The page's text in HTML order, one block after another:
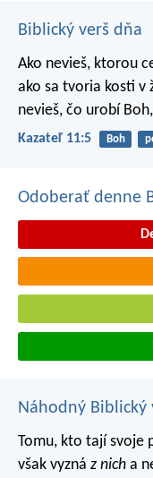
Biblický verš dňa
Ako nevieš, ktorou
ako sa tvoria kosti v
nevieš, čo urobí
Kazateľ 11:5 Boh
Odoberať denne
Náhodný Biblický
Tomu, kto tají svoje
však vyzná z nich a